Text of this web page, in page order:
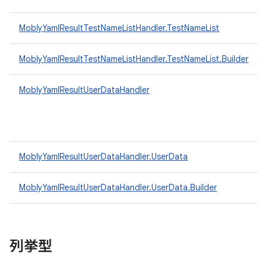
MoblyYamlResultTestNameListHandler.TestNameList
MoblyYamlResultTestNameListHandler.TestNameList.Builder
MoblyYamlResultUserDataHandler
MoblyYamlResultUserDataHandler.UserData
MoblyYamlResultUserDataHandler.UserData.Builder
列挙型